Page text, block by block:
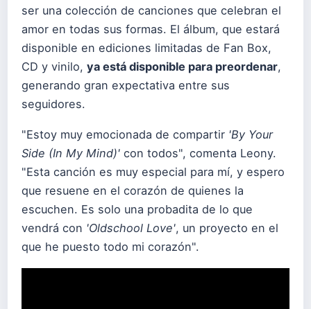
ser una colección de canciones que celebran el
amor en todas sus formas. El álbum, que estará
disponible en ediciones limitadas de Fan Box,
CD y vinilo, ya está disponible para preordenar,
generando gran expectativa entre sus
seguidores.
"Estoy muy emocionada de compartir 'By Your
Side (In My Mind)' con todos", comenta Leony.
"Esta canción es muy especial para mí, y espero
que resuene en el corazón de quienes la
escuchen. Es solo una probadita de lo que
vendrá con 'Oldschool Love', un proyecto en el
que he puesto todo mi corazón".